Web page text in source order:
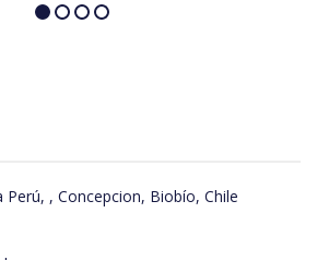
Perú, , Concepcion, Biobío, Chile